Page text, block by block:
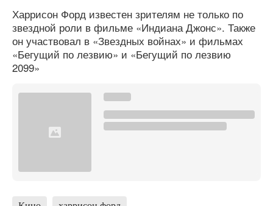
Харрисон Форд известен зрителям не только по
звездной роли в фильме «Индиана Джонс». Также
он участвовал в «Звездных войнах» и фильмах
«Бегущий по лезвию» и «Бегущий по лезвию
2099»